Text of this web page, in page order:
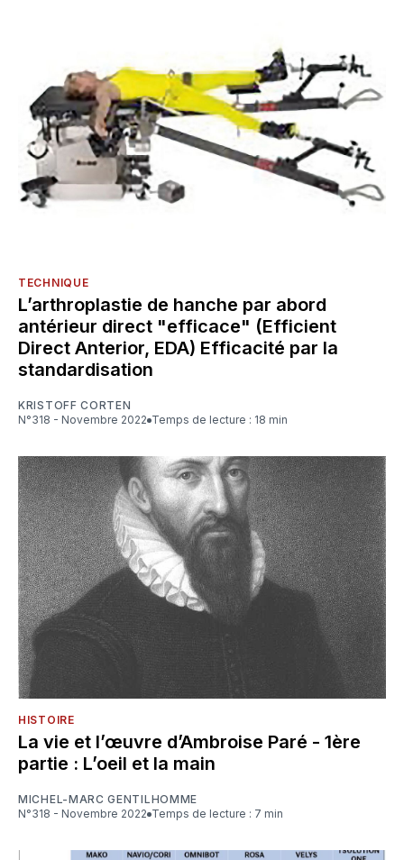
TECHNIQUE
L’arthroplastie de hanche par abord
antérieur direct "efficace" (Efficient
Direct Anterior, EDA) Efficacité par la
standardisation
KRISTOFF CORTEN
N°318 - Novembre 2022
Temps de lecture : 18 min
HISTOIRE
La vie et l’œuvre d’Ambroise Paré - 1ère
partie : L’oeil et la main
MICHEL-MARC GENTILHOMME
N°318 - Novembre 2022
Temps de lecture : 7 min